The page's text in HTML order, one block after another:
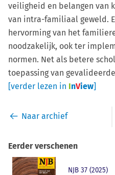
veiligheid en belangen van
van intra-familiaal geweld.
hervorming van het
noodzakelijk, ook ter
normen. Net als betere
toepassing van
[verder lezen in InView]
Naar archief
Eerder verschenen
NJB 37 (2025)